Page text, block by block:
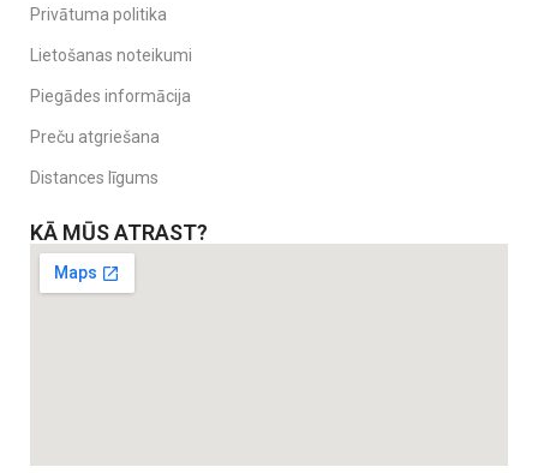
Privātuma politika
Lietošanas noteikumi
Piegādes informācija
Preču atgriešana
Distances līgums
KĀ MŪS ATRAST?